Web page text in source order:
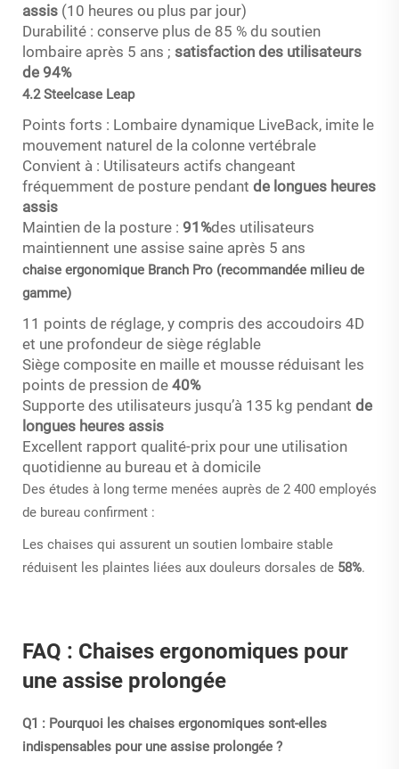
assis (10 heures ou plus par jour)
Durabilité : conserve plus de 85 % du soutien
lombaire après 5 ans ; satisfaction des utilisateurs
de 94%
4.2 Steelcase Leap
Points forts : Lombaire dynamique LiveBack, imite le
mouvement naturel de la colonne vertébrale
Convient à : Utilisateurs actifs changeant
fréquemment de posture pendant de longues heures
assis
Maintien de la posture : 91%des utilisateurs
maintiennent une assise saine après 5 ans
chaise ergonomique Branch Pro (recommandée milieu de
gamme)
11 points de réglage, y compris des accoudoirs 4D
et une profondeur de siège réglable
Siège composite en maille et mousse réduisant les
points de pression de 40%
Supporte des utilisateurs jusqu’à 135 kg pendant de
longues heures assis
Excellent rapport qualité-prix pour une utilisation
quotidienne au bureau et à domicile
Des études à long terme menées auprès de 2 400 employés
de bureau confirment :
Les chaises qui assurent un soutien lombaire stable
réduisent les plaintes liées aux douleurs dorsales de 58%.
FAQ : Chaises ergonomiques pour
une assise prolongée
Q1 : Pourquoi les chaises ergonomiques sont-elles
indispensables pour une assise prolongée ?